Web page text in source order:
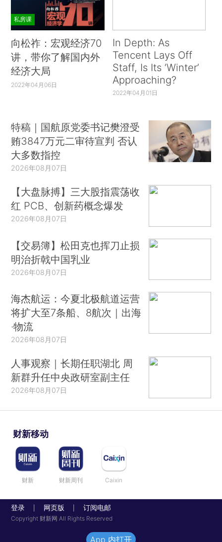
私房课
向松祚：宏观经济70
讲，带你了解国内外
经济大局
2022年04月06日
In Depth: As
Tencent Lays Off
Staff, Is Its ‘Winter’
Approaching?
2022年04月01日
特稿｜国航原党委书记樊澄受
贿3847万元二审待宣判 否认
大多数指控
2026年08月07日
【大盘脉搏】三大股指震荡收
红 PCB、创新药概念爆发
2026年08月07日
【交易簿】松田克也挥刀止损
明治折戟中国乳业
2026年08月07日
海杰航运：今夏北极航道运营
将扩大至7条船、8航次｜出海
·物流
2026年08月07日
人事观察｜长期任职湖北 周
新群升任中央政研室副主任
2026年08月07日
财新移动
财新 财新周刊 Caixin
登录 网页版 订阅电邮
Copyright 财新网 All Rights Reserved
App 内打开